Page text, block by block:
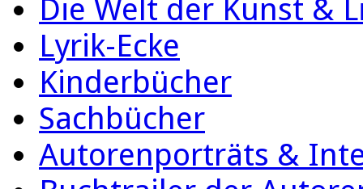
Die Welt der Kunst &
Lyrik-Ecke
Kinderbücher
Sachbücher
Autorenporträts &